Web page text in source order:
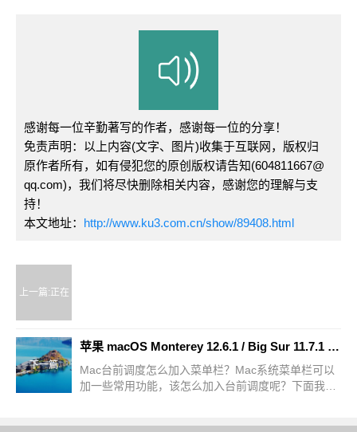
感谢每一位辛勤著写的作者，感谢每一位的分享！
免责声明：以上内容(文字、图片)收集于互联网，版权归
原作者所有，如有侵犯您的原创版权请告知(604811667@
qq.com)，我们将尽快删除相关内容，感谢您的理解与支
持！
本文地址： http://www.ku3.com.cn/show/89408.html
上一篇:正在
更新
下一篇
苹果 macOS Monterey 12.6.1 / Big Sur 11.7.1 累积更新发布
Mac台前调度怎么加入菜单栏？Mac系统菜单栏可以
加一些常用功能，该怎么加入台前调度呢？下面我们